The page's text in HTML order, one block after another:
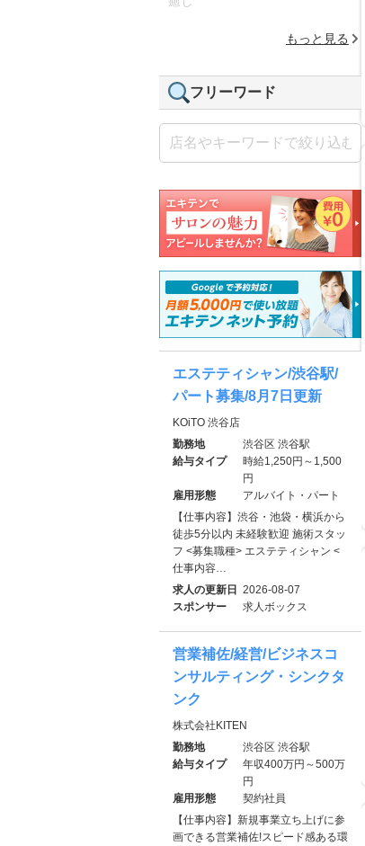
もっと見る
フリーワード
エステティシャン/渋谷駅/
パート募集/8月7日更新
KOiTO 渋谷店
勤務地
渋谷区 渋谷駅
給与タイプ
時給1,250円～1,500
円
雇用形態
アルバイト・パート
【仕事内容】渋谷・池袋・横浜から
徒歩5分以内 未経験歓迎 施術スタッ
フ <募集職種> エステティシャン <
仕事内容…
求人の更新日 2026-08-07
スポンサー
求人ボックス
営業補佐/経営/ビジネスコ
ンサルティング・シンクタ
ンク
株式会社KITEN
勤務地
渋谷区 渋谷駅
給与タイプ
年収400万円～500万
円
雇用形態
契約社員
【仕事内容】新規事業立ち上げに参
画できる営業補佐!スピード感ある環